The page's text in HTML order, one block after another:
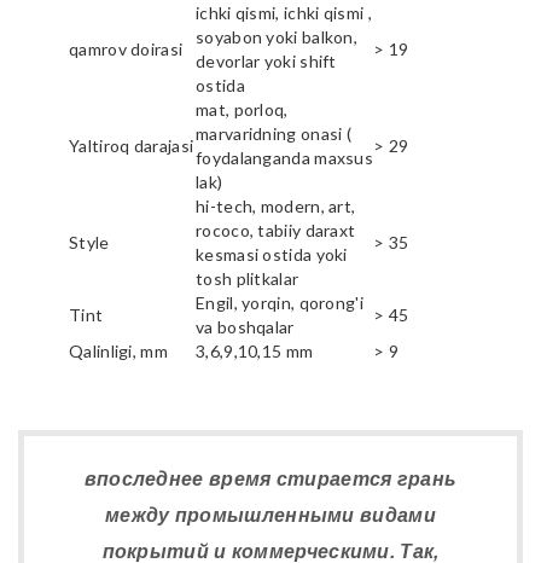
qamrov doirasi
ichki qismi, ichki qismi ,
soyabon yoki balkon,
devorlar yoki shift
ostida
> 19
Yaltiroq darajasi
mat, porloq,
marvaridning onasi (
foydalanganda maxsus
lak)
> 29
Style
hi-tech, modern, art,
rococo, tabiiy daraxt
kesmasi ostida yoki
tosh plitkalar
> 35
Tint
Engil, yorqin, qorong'i
va boshqalar
> 45
Qalinligi, mm
3,6,9,10,15 mm > 9
впоследнее время стирается грань
между промышленными видами
покрытий и коммерческими. Так,